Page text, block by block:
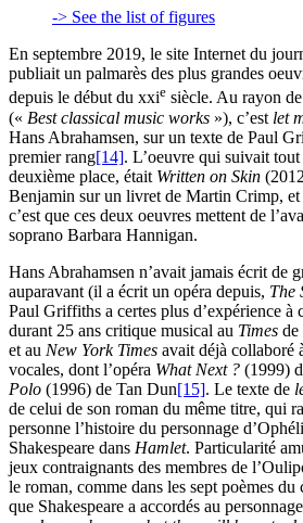
-> See the list of figures
En septembre 2019, le site Internet du
publiait un palmarès des plus grandes
depuis le début du xxie siècle. Au rayon
(« Best classical music works »), c’est let
Hans Abrahamsen, sur un texte de Paul
premier rang[14]. L’oeuvre qui suivait
deuxième place, était Written on Skin
Benjamin sur un livret de Martin Crimp, et
c’est que ces deux oeuvres mettent de
soprano Barbara Hannigan.
Hans Abrahamsen n’avait jamais écrit de
auparavant (il a écrit un opéra depuis, The
Paul Griffiths a certes plus d’expérience à
durant 25 ans critique musical au Times de
et au New York Times avait déjà collaboré
vocales, dont l’opéra What Next ? (1999)
Polo (1996) de Tan Dun[15]. Le texte de
de celui de son roman du même titre, qui
personne l’histoire du personnage
Shakespeare dans Hamlet. Particularité
jeux contraignants des membres de
le roman, comme dans les sept poèmes
que Shakespeare a accordés au